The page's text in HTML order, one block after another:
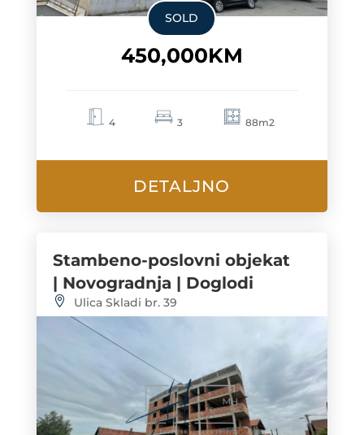
SOLD
450,000KM
4 3 88m2
DETALJNO
Stambeno-poslovni objekat
| Novogradnja | Doglodi
Ulica Skladi br. 39